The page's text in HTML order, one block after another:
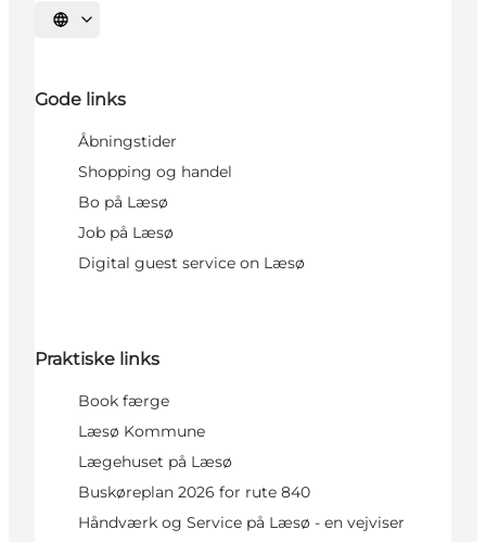
Sprache auswählen
Gode links
Åbningstider
Shopping og handel
Bo på Læsø
Job på Læsø
Digital guest service on Læsø
Praktiske links
Book færge
Læsø Kommune
Lægehuset på Læsø
Buskøreplan 2026 for rute 840
Håndværk og Service på Læsø - en vejviser